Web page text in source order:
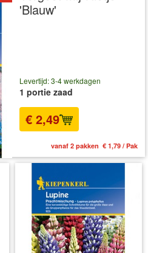
'Blauw'
Levertijd: 3-4 werkdagen
1 portie zaad
€ 2,49
vanaf 2 pakken € 1,79 / Pak